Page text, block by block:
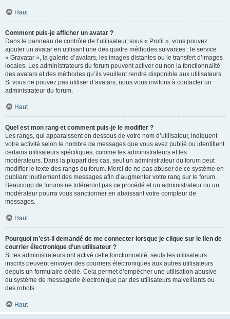
Haut
Comment puis-je afficher un avatar ?
Dans le panneau de contrôle de l’utilisateur, sous « Profil », vous pouvez
ajouter un avatar en utilisant une des quatre méthodes suivantes : le service
« Gravatar », la galerie d’avatars, les images distantes ou le transfert d’images
locales. Les administrateurs du forum peuvent activer ou non la fonctionnalité
des avatars et des méthodes qu’ils veuillent rendre disponible aux utilisateurs.
Si vous ne pouvez pas utiliser d’avatars, nous vous invitons à contacter un
administrateur du forum.
Haut
Quel est mon rang et comment puis-je le modifier ?
Les rangs, qui apparaissent en dessous de votre nom d’utilisateur, indiquent
votre activité selon le nombre de messages que vous avez publié ou identifient
certains utilisateurs spécifiques, comme les administrateurs et les
modérateurs. Dans la plupart des cas, seul un administrateur du forum peut
modifier le texte des rangs du forum. Merci de ne pas abuser de ce système en
publiant inutilement des messages afin d’augmenter votre rang sur le forum.
Beaucoup de forums ne toléreront pas ce procédé et un administrateur ou un
modérateur pourra vous sanctionner en abaissant votre compteur de
messages.
Haut
Pourquoi m’est-il demandé de me connecter lorsque je clique sur le lien de
courrier électronique d’un utilisateur ?
Si les administrateurs ont activé cette fonctionnalité, seuls les utilisateurs
inscrits peuvent envoyer des courriers électroniques aux autres utilisateurs
depuis un formulaire dédié. Cela permet d’empêcher une utilisation abusive
du système de messagerie électronique par des utilisateurs malveillants ou
des robots.
Haut